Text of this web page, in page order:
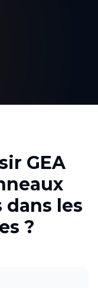
GEA
dans les
?